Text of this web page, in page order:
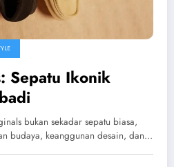
Sepatu Ikonik
bukan sekadar sepatu biasa,
budaya, keanggunan desain, dan…